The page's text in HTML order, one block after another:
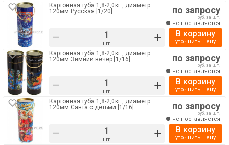
Картонная туба 1,8-2,0кг , диаметр
120мм Русская [1/20]
– шт. +
по запросу
руб. за шт.
не поставляется
В корзину
уточнить цену
Картонная туба 1,8-2,0кг , диаметр
120мм Зимний вечер [1/16]
– шт. +
по запросу
руб. за шт.
не поставляется
В корзину
уточнить цену
Картонная туба 1,8-2,0кг , диаметр
120мм Санта с детьми [1/16]
– шт. +
по запросу
руб. за шт.
не поставляется
В корзину
уточнить цену